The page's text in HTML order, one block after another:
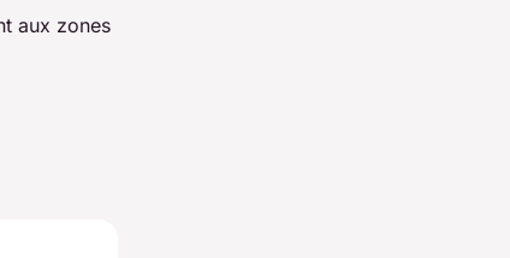
aux zones